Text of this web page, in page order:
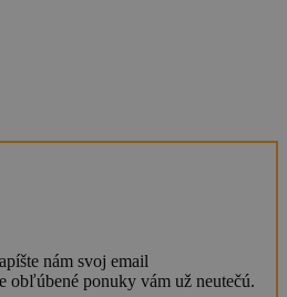
nám svoj email
obľúbené ponuky vám už neutečú.